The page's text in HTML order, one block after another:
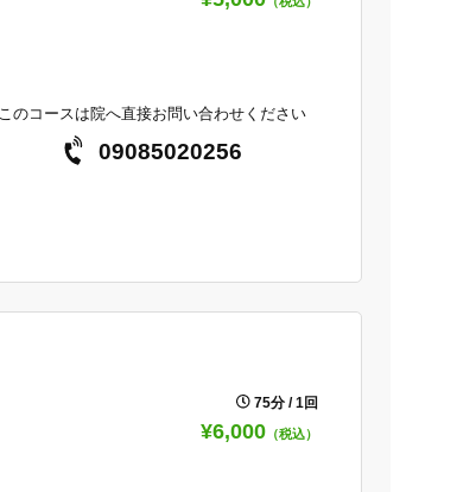
このコースは院へ直接お問い合わせください
09085020256
75分 / 1回
¥6,000 （税込）